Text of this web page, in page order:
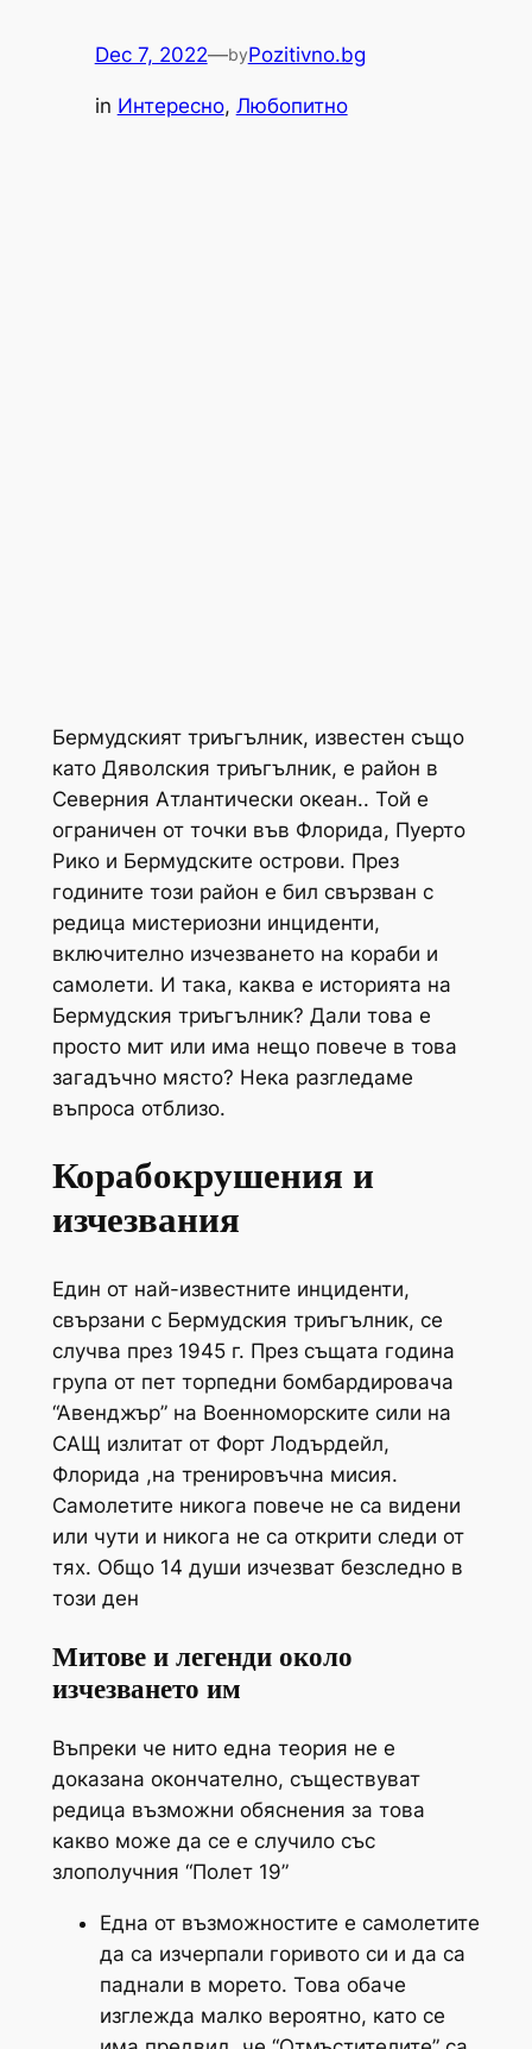
Dec 7, 2022—byPozitivno.bg
in Интересно, Любопитно
Бермудският триъгълник, известен също
като Дяволския триъгълник, е район в
Северния Атлантически океан.. Той е
ограничен от точки във Флорида, Пуерто
Рико и Бермудските острови. През
годините този район е бил свързван с
редица мистериозни инциденти,
включително изчезването на кораби и
самолети. И така, каква е историята на
Бермудския триъгълник? Дали това е
просто мит или има нещо повече в това
загадъчно място? Нека разгледаме
въпроса отблизо.
Корабокрушения и
изчезвания
Един от най-известните инциденти,
свързани с Бермудския триъгълник, се
случва през 1945 г. През същата година
група от пет торпедни бомбардировача
“Авенджър” на Военноморските сили на
САЩ излитат от Форт Лодърдейл,
Флорида ,на тренировъчна мисия.
Самолетите никога повече не са видени
или чути и никога не са открити следи от
тях. Общо 14 души изчезват безследно в
този ден
Митове и легенди около
изчезването им
Въпреки че нито една теория не е
доказана окончателно, съществуват
редица възможни обяснения за това
какво може да се е случило със
злополучния “Полет 19”
Една от възможностите е самолетите
да са изчерпали горивото си и да са
паднали в морето. Това обаче
изглежда малко вероятно, като се